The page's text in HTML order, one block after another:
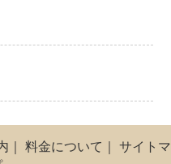
料金について
サイトマ